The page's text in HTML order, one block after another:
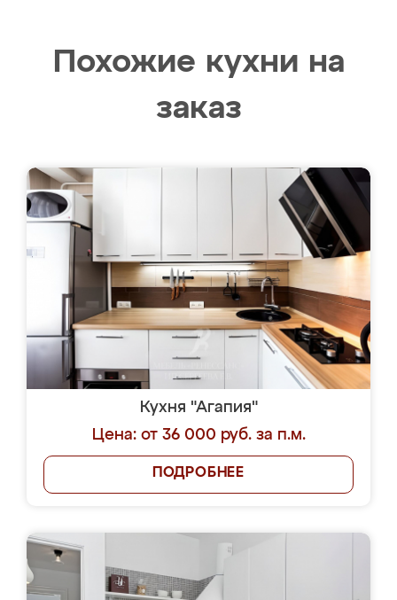
Похожие кухни на
заказ
Кухня "Агапия"
Цена: от 36 000 руб. за п.м.
ПОДРОБНЕЕ